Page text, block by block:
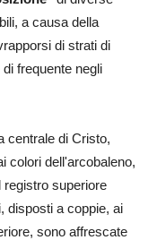
a causa della
di strati di
frequente negli
centrale di Cristo,
colori dell'arcobaleno,
registro superiore
disposti a coppie, ai
sono affrescate